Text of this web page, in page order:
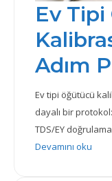
Ev
Adım
Ev tipi öğütücü
dayalı bir
TDS/EY
Devamını oku